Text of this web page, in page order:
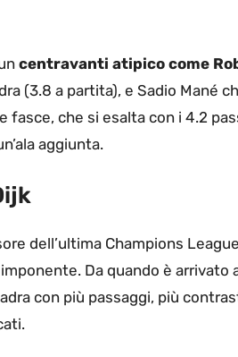
centravanti atipico come
(3.8 a partita), e Sadio Mané
fasce, che si esalta con i 4.2
aggiunta.
dell’ultima Champions
Da quando è arrivato
con più passaggi, più